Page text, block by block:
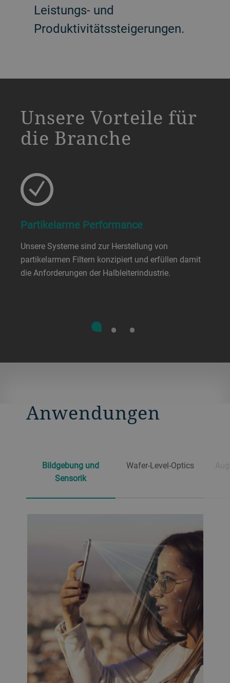
Leistungs- und
Produktivitätssteigerungen.
Unsere Vorteile für
die Branche
Partikelarme Performance
Unsere Systeme sind zur Herstellung von
partikelarmen Filtern konzipiert und erfüllen damit
die Anforderungen der Halbleiterindustrie.
Anwendungen
Bildgebung und
Sensorik
Wafer-Level-Optics